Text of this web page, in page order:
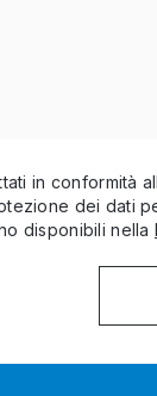
in conformità
dei dati
disponibili nella